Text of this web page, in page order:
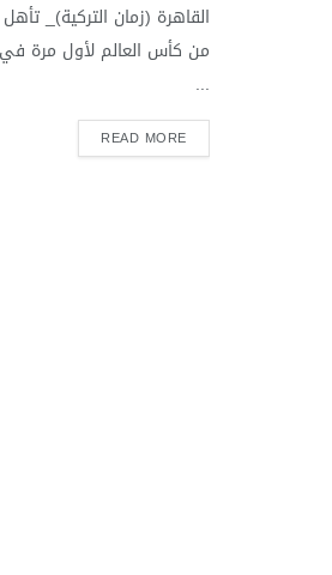
من كأس العالم لأول مرة في
...
READ MORE